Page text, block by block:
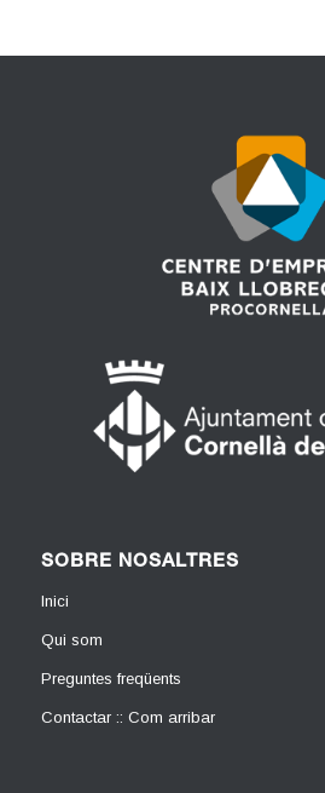
SOBRE NOSALTRES
Inici
Qui som
Preguntes freqüents
Contactar :: Com arribar